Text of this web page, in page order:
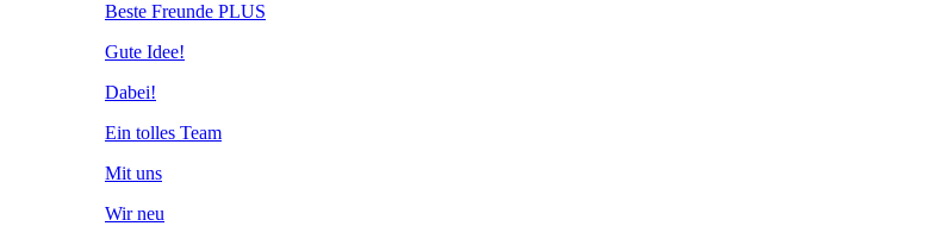
Beste Freunde PLUS
Gute Idee!
Dabei!
Ein tolles Team
Mit uns
Wir neu